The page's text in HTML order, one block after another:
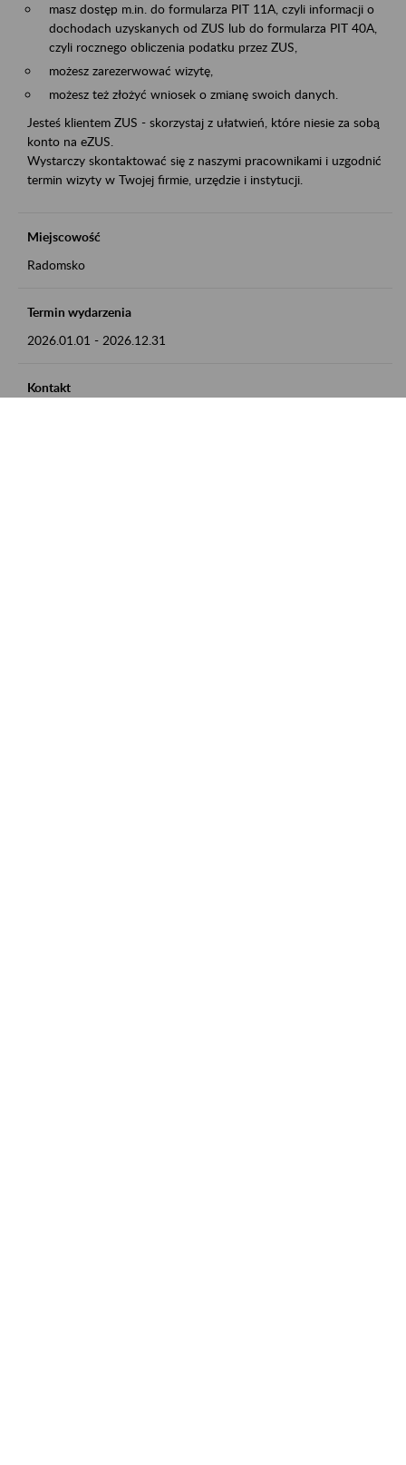
masz dostęp m.in. do formularza PIT 11A, czyli informacji o
dochodach uzyskanych od ZUS lub do formularza PIT 40A,
czyli rocznego obliczenia podatku przez ZUS,
możesz zarezerwować wizytę,
możesz też złożyć wniosek o zmianę swoich danych.
Jesteś klientem ZUS - skorzystaj z ułatwień, które niesie za sobą
konto na eZUS.
Wystarczy skontaktować się z naszymi pracownikami i uzgodnić
termin wizyty w Twojej firmie, urzędzie i instytucji.
Miejscowość
Radomsko
Termin wydarzenia
2026.01.01 - 2026.12.31
Kontakt